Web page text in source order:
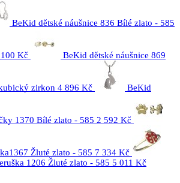
BeKid dětské náušnice 836 Bílé zlato - 585
Kč BeKid dětské náušnice 869
zirkon 4 896 Kč BeKid
1370 Bílé zlato - 585 2 592 Kč
Žluté zlato - 585 7 334 Kč
1206 Žluté zlato - 585 5 011 Kč